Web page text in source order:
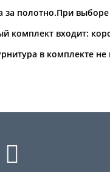
за полотно.При
комплект входит:
в комплекте не